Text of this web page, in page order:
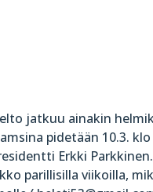
jatkuu ainakin
pidetään 10.3.
Erkki
parillisilla viikoilla,